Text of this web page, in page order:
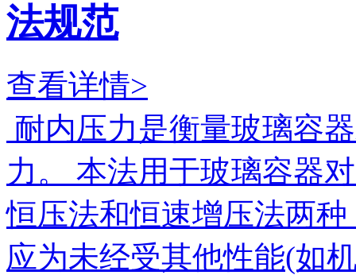
法规范
查看详情>
耐内压力是衡量玻璃容
力。 本法用于玻璃容器
恒压法和恒速增压法两
应为未经受其他性能(如